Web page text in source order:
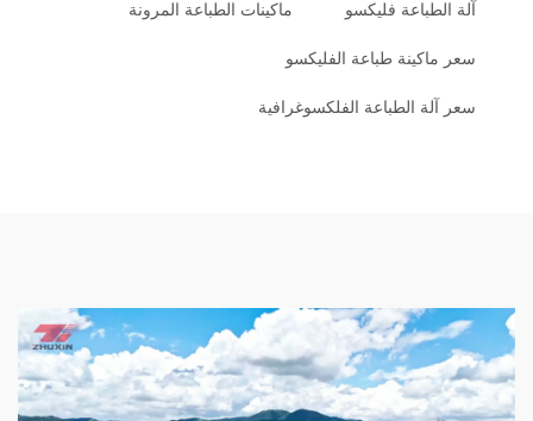
آلة الطباعة فليكسو ماكينات الطباعة المرونة
سعر ماكينة طباعة الفليكسو
سعر آلة الطباعة الفلكسوغرافية